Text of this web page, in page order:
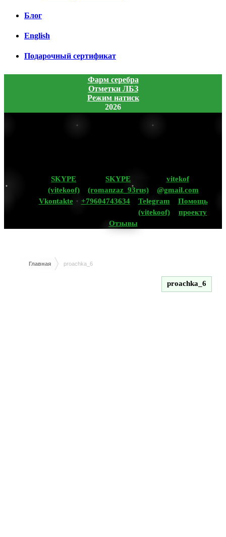
Блог
English
Подарочный сертификат
Фарм серебра
Отметки ЛБЗ
Режим натиск
2026
SKYPE
(vitekoof)
SKYPE
(romanzaz_93rus)
vitekof
@gmail.com
Vkontakte
+79604743634
Telegram
(vitekoof)
Помощь
проекту
Отзывы
Главная proachka_6
proachka_6